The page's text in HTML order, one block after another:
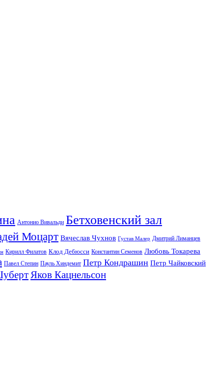
Антонио Вивальди Бетховенский зал
Моцарт Вячеслав Чухнов Густав Малер Дмитрий Лиманцев
Кирилл Филатов Клод Дебюсси Константин Семенов Любовь Токарева
Павел Степин Пауль Хиндемит Петр Кондрашин Петр Чайковский
Яков Кацнельсон